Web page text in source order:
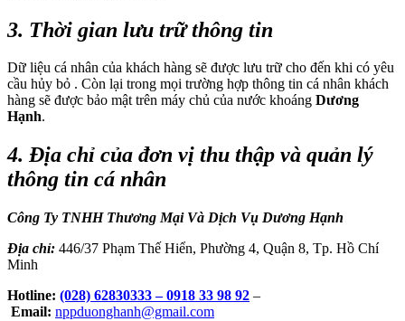
3. Thời gian lưu trữ thông tin
Dữ liệu cá nhân của khách hàng sẽ được lưu trữ cho đến khi có yêu
cầu hủy bỏ . Còn lại trong mọi trường hợp thông tin cá nhân khách
hàng sẽ được bảo mật trên máy chủ của nước khoáng Dương
Hạnh.
4. Địa chỉ của đơn vị thu thập và quản lý
thông tin cá nhân
Công Ty TNHH Thương Mại Và Dịch Vụ Dương Hạnh
Địa chỉ: 446/37 Phạm Thế Hiển, Phường 4, Quận 8, Tp. Hồ Chí
Minh
Hotline: (028) 62830333 –0918 33 98 92 –
Email: nppduonghanh@gmail.com